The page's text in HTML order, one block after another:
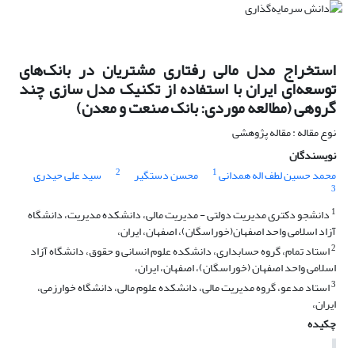
استخراج مدل مالی رفتاری مشتریان در بانک‌های
توسعه‌ای ایران با استفاده از تکنیک مدل سازی چند
گروهی (مطالعه موردی: بانک صنعت و معدن)
نوع مقاله : مقاله پژوهشی
نویسندگان
محمد حسین لطف اله همدانی1 محسن دستگیر 2 سید علی حیدری
3
1 دانشجو دکتری مدیریت دولتی - مدیریت مالی، دانشکده مدیریت، دانشگاه
آزاد اسلامی واحد اصفهان(خوراسگان)، اصفهان، ایران،
2استاد تمام، گروه حسابداری، دانشکده علوم انسانی و حقوق، دانشگاه آزاد
اسلامی واحد اصفهان (خوراسگان)، اصفهان، ایران،
3استاد مدعو، گروه مدیریت مالی، دانشکده علوم مالی، دانشگاه خوارزمی،
ایران،
چکیده